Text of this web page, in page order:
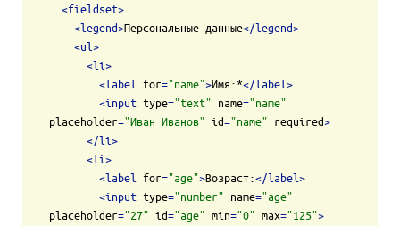
<fieldset>
<legend>Персональные данные</legend>
<ul >
<li >
<label for="name">Имя:*</label >
<input type="text" name="name"
placeholder="Иван Иванов" id="name" required>
</li >
<li >
<label for="age">Возраст:</label >
<input type="number" name="age"
placeholder="27" id="age" min="0" max="125">